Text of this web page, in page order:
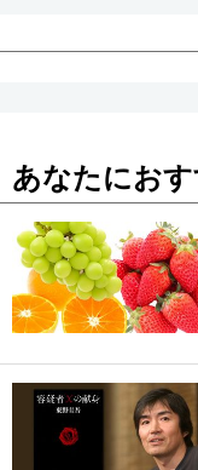
あなたにお